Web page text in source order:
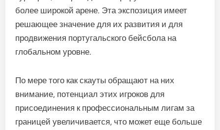
более широкой арене. Эта экспозиция имеет
решающее значение для их развития и для
продвижения португальского бейсбола на
глобальном уровне.
По мере того как скауты обращают на них
внимание, потенциал этих игроков для
присоединения к профессиональным лигам за
границей увеличивается, что может еще больше